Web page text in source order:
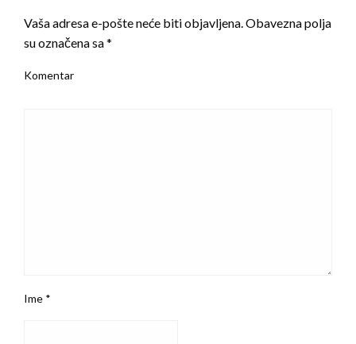
Vaša adresa e-pošte neće biti objavljena. Obavezna polja
su označena sa*
Komentar
Ime *